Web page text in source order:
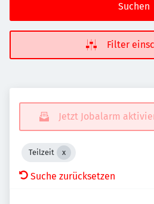
Suchen
Filter
Jetzt Jobalarm
Teilzeit
Suche zurücksetzen